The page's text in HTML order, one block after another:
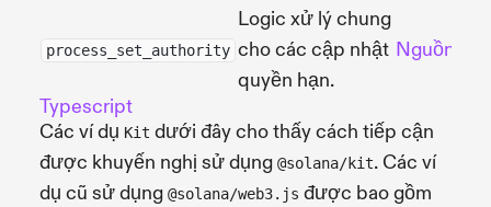
process_set_authority
Logic xử lý chung
cho các cập nhật
quyền hạn.
Nguồn
Typescript
Các ví dụ Kit dưới đây cho thấy cách tiếp cận
được khuyến nghị sử dụng @solana/kit. Các ví
dụ cũ sử dụng @solana/web3.js được bao gồm